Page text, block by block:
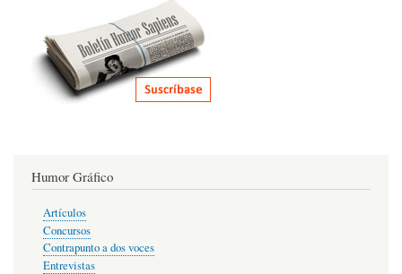
Humor Gráfico
Artículos
Concursos
Contrapunto a dos voces
Entrevistas